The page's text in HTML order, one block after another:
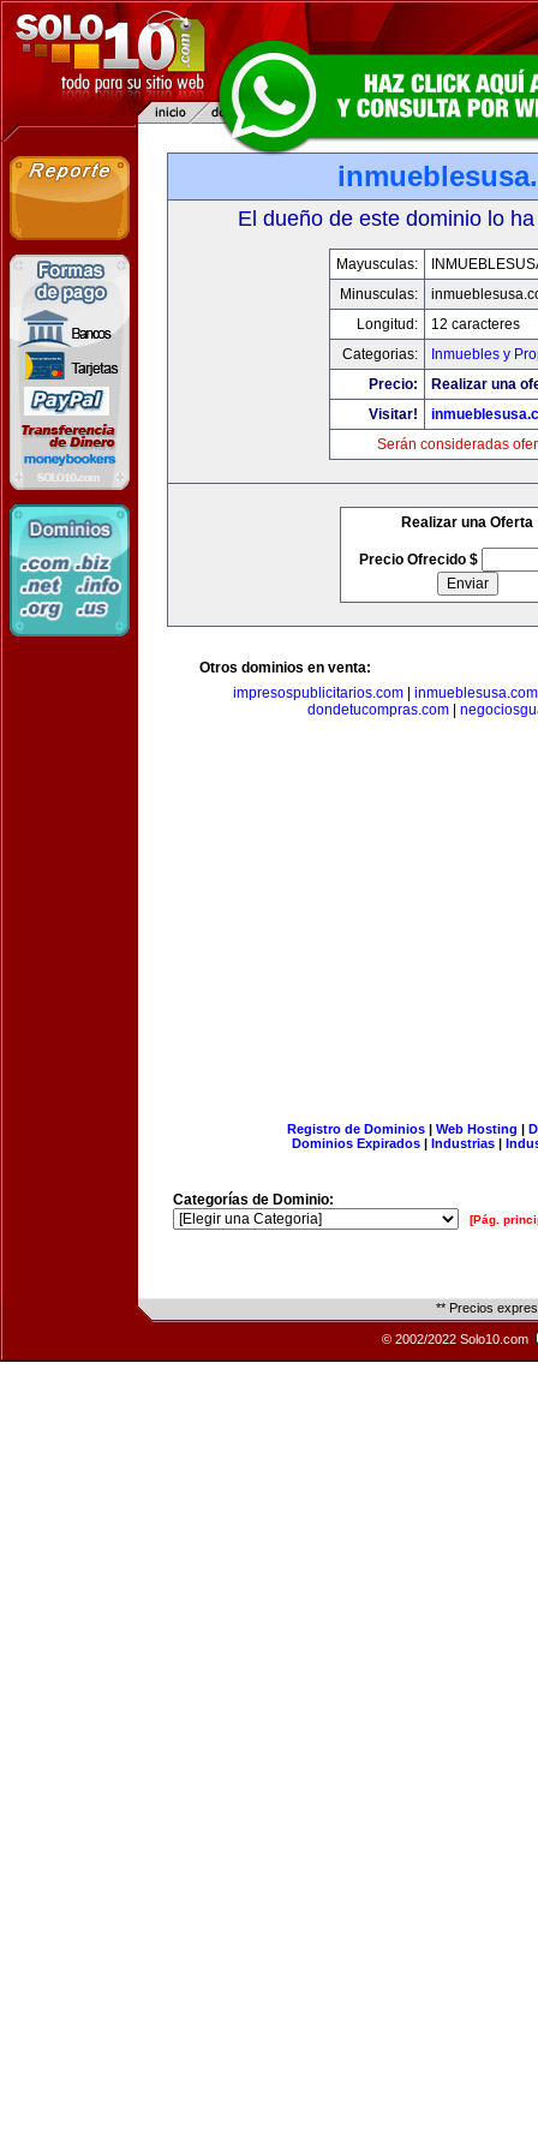
El dueño de este dominio lo
Mayusculas:
Minusculas:
Longitud:
12 caracteres
Categorias:
Inmuebles y
Precio:
Realizar una
Visitar!
Serán consideradas
Realizar una Oferta
Precio Ofrecido $
Otros dominios en venta:
impresospublicitarios.com
inmueblesusa.com
dondetucompras.com|
Registro de Dominios| Web Hosting |
Dominios Expirados | Industrias |
Categorías de Dominio:
[Pág.
** Precios
© 2002/2022 Solo10.com